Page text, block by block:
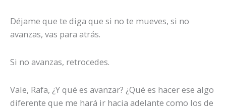
Déjame que te diga que si no te mueves, si no
avanzas, vas para atrás.
Si no avanzas, retrocedes.
Vale, Rafa, ¿Y qué es avanzar? ¿Qué es hacer ese algo
diferente que me hará ir hacia adelante como los de